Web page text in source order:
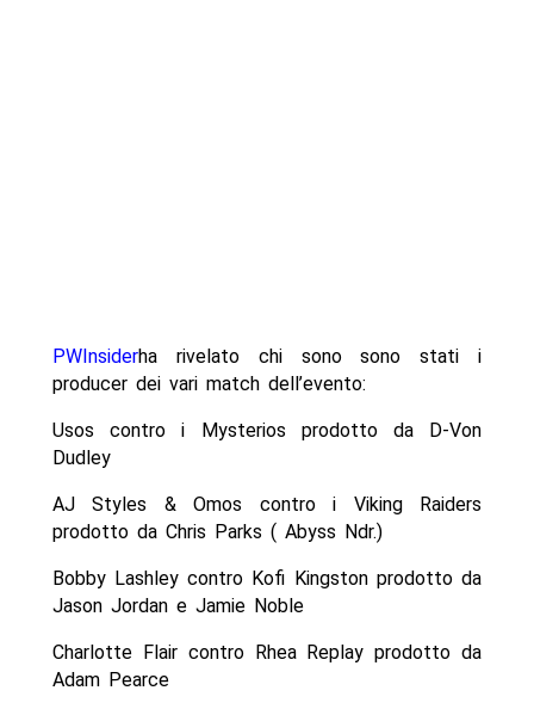
PWInsiderha rivelato chi sono sono stati i
producer dei vari match dell’evento:
Usos contro i Mysterios prodotto da D-Von
Dudley
AJ Styles & Omos contro i Viking Raiders
prodotto da Chris Parks ( Abyss Ndr.)
Bobby Lashley contro Kofi Kingston prodotto da
Jason Jordan e Jamie Noble
Charlotte Flair contro Rhea Replay prodotto da
Adam Pearce